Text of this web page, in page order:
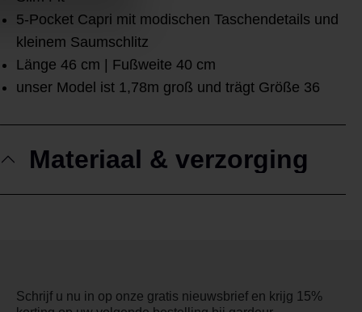
5-Pocket Capri mit modischen Taschendetails und
kleinem Saumschlitz
Länge 46 cm | Fußweite 40 cm
unser Model ist 1,78m groß und trägt Größe 36
Materiaal & verzorging
Schrijf u nu in op onze gratis nieuwsbrief en krijg 15%